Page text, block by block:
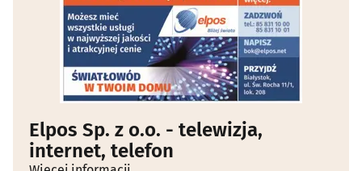
Elpos Sp. z o.o. - telewizja,
internet, telefon